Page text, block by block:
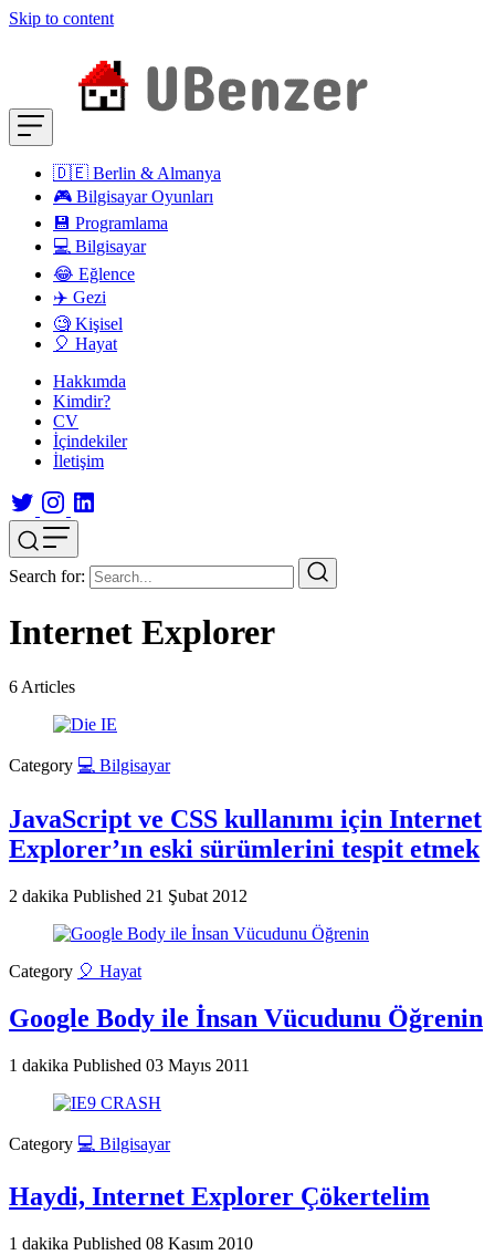
Skip to content
🇩🇪 Berlin & Almanya
🎮 Bilgisayar Oyunları
💾 Programlama
💻 Bilgisayar
😂 Eğlence
✈️ Gezi
🧐 Kişisel
🎈 Hayat
Hakkımda
Kimdir?
CV
İçindekiler
İletişim
Search for:
Internet Explorer
6 Articles
Category 💻 Bilgisayar
JavaScript ve CSS kullanımı için Internet
Explorer’ın eski sürümlerini tespit etmek
2 dakika Published 21 Şubat 2012
Category 🎈 Hayat
Google Body ile İnsan Vücudunu Öğrenin
1 dakika Published 03 Mayıs 2011
Category 💻 Bilgisayar
Haydi, Internet Explorer Çökertelim
1 dakika Published 08 Kasım 2010